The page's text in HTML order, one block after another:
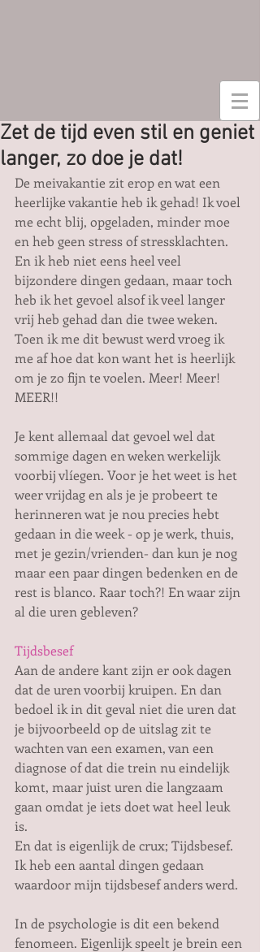
Zet de tijd even stil en geniet
langer, zo doe je dat!
De meivakantie zit erop en wat een
heerlijke vakantie heb ik gehad! Ik voel
me echt blij, opgeladen, minder moe
en heb geen stress of stressklachten.
En ik heb niet eens heel veel
bijzondere dingen gedaan, maar toch
heb ik het gevoel alsof ik veel langer
vrij heb gehad dan die twee weken.
Toen ik me dit bewust werd vroeg ik
me af hoe dat kon want het is heerlijk
om je zo fijn te voelen. Meer! Meer!
MEER!!
Je kent allemaal dat gevoel wel dat
sommige dagen en weken werkelijk
voorbij vlíegen. Voor je het weet is het
weer vrijdag en als je je probeert te
herinneren wat je nou precies hebt
gedaan in die week - op je werk, thuis,
met je gezin/vrienden- dan kun je nog
maar een paar dingen bedenken en de
rest is blanco. Raar toch?! En waar zijn
al die uren gebleven?
Tijdsbesef
Aan de andere kant zijn er ook dagen
dat de uren voorbij kruipen. En dan
bedoel ik in dit geval niet die uren dat
je bijvoorbeeld op de uitslag zit te
wachten van een examen, van een
diagnose of dat die trein nu eindelijk
komt, maar juist uren die langzaam
gaan omdat je iets doet wat heel leuk
is.
En dat is eigenlijk de crux; Tijdsbesef.
Ik heb een aantal dingen gedaan
waardoor mijn tijdsbesef anders werd.
In de psychologie is dit een bekend
fenomeen. Eigenlijk speelt je brein een